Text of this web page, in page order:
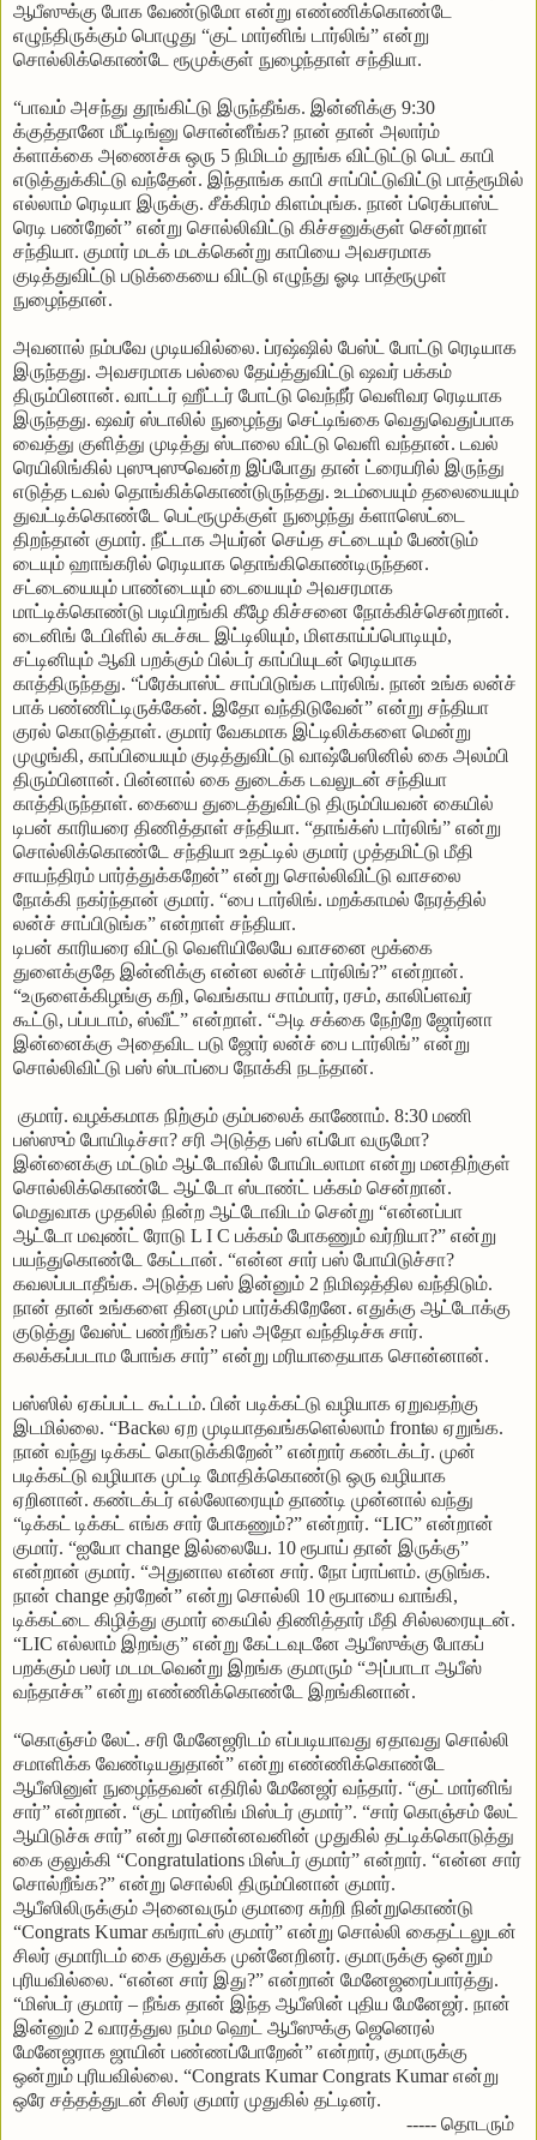
ஆபீஸுக்கு போக வேண்டுமோ என்று எண்ணிக்கொண்டே
எழுந்திருக்கும் பொழுது “குட் மார்னிங் டார்லிங்” என்று
சொல்லிக்கொண்டே ரூமுக்குள் நுழைந்தாள் சந்தியா.
“பாவம் அசந்து தூங்கிட்டு இருந்தீங்க. இன்னிக்கு 9:30
க்குத்தானே மீட்டிங்னு சொன்னீங்க? நான் தான் அலார்ம்
க்ளாக்கை அணைச்சு ஒரு 5 நிமிடம் தூங்க விட்டுட்டு பெட் காபி
எடுத்துக்கிட்டு வந்தேன். இந்தாங்க காபி சாப்பிட்டுவிட்டு பாத்ரூமில்
எல்லாம் ரெடியா இருக்கு. சீக்கிரம் கிளம்புங்க. நான் ப்ரெக்பாஸ்ட்
ரெடி பண்றேன்” என்று சொல்லிவிட்டு கிச்சனுக்குள் சென்றாள்
சந்தியா. குமார் மடக் மடக்கென்று காபியை அவசரமாக
குடித்துவிட்டு படுக்கையை விட்டு எழுந்து ஓடி பாத்ரூமுள்
நுழைந்தான்.
அவனால் நம்பவே முடியவில்லை. ப்ரஷ்ஷில் பேஸ்ட் போட்டு ரெடியாக
இருந்தது. அவசரமாக பல்லை தேய்த்துவிட்டு ஷவர் பக்கம்
திரும்பினான். வாட்டர் ஹீட்டர் போட்டு வெந்நீர் வெளிவர ரெடியாக
இருந்தது. ஷவர் ஸ்டாலில் நுழைந்து செட்டிங்கை வெதுவெதுப்பாக
வைத்து குளித்து முடித்து ஸ்டாலை விட்டு வெளி வந்தான். டவல்
ரெயிலிங்கில் புஸுபுஸுவென்ற இப்போது தான் ட்ரையரில் இருந்து
எடுத்த டவல் தொங்கிக்கொண்டுருந்தது. உடம்பையும் தலையையும்
துவட்டிக்கொண்டே பெட்ரூமுக்குள் நுழைந்து க்ளாஸெட்டை
திறந்தான் குமார். நீட்டாக அயர்ன் செய்த சட்டையும் பேண்டும்
டையும் ஹாங்கரில் ரெடியாக தொங்கிகொண்டிருந்தன.
சட்டையையும் பாண்டையும் டையையும் அவசரமாக
மாட்டிக்கொண்டு படியிறங்கி கீழே கிச்சனை நோக்கிச்சென்றான்.
டைனிங் டேபிளில் சுடச்சுட இட்டிலியும், மிளகாய்ப்பொடியும்,
சட்டினியும் ஆவி பறக்கும் பில்டர் காப்பியுடன் ரெடியாக
காத்திருந்தது. “ப்ரேக்பாஸ்ட் சாப்பிடுங்க டார்லிங். நான் உங்க லன்ச்
பாக் பண்ணிட்டிருக்கேன். இதோ வந்திடுவேன்” என்று சந்தியா
குரல் கொடுத்தாள். குமார் வேகமாக இட்டிலிக்களை மென்று
முழுங்கி, காப்பியையும் குடித்துவிட்டு வாஷ்பேஸினில் கை அலம்பி
திரும்பினான். பின்னால் கை துடைக்க டவலுடன் சந்தியா
காத்திருந்தாள். கையை துடைத்துவிட்டு திரும்பியவன் கையில்
டிபன் காரியரை திணித்தாள் சந்தியா. “தாங்க்ஸ் டார்லிங்” என்று
சொல்லிக்கொண்டே சந்தியா உதட்டில் குமார் முத்தமிட்டு மீதி
சாயந்திரம் பார்த்துக்கறேன்” என்று சொல்லிவிட்டு வாசலை
நோக்கி நகர்ந்தான் குமார். “பை டார்லிங். மறக்காமல் நேரத்தில்
லன்ச் சாப்பிடுங்க” என்றாள் சந்தியா.
டிபன் காரியரை விட்டு வெளியிலேயே வாசனை மூக்கை
துளைக்குதே இன்னிக்கு என்ன லன்ச் டார்லிங்?” என்றான்.
“உருளைக்கிழங்கு கறி, வெங்காய சாம்பார், ரசம், காலிப்ளவர்
கூட்டு, பப்படாம், ஸ்வீட்” என்றாள். “அடி சக்கை நேற்றே ஜோர்னா
இன்னைக்கு அதைவிட படு ஜோர் லன்ச் பை டார்லிங்” என்று
சொல்லிவிட்டு பஸ் ஸ்டாப்பை நோக்கி நடந்தான்.
குமார். வழக்கமாக நிற்கும் கும்பலைக் காணோம். 8:30 மணி
பஸ்ஸும் போயிடிச்சா? சரி அடுத்த பஸ் எப்போ வருமோ?
இன்னைக்கு மட்டும் ஆட்டோவில் போயிடலாமா என்று மனதிற்குள்
சொல்லிக்கொண்டே ஆட்டோ ஸ்டாண்ட் பக்கம் சென்றான்.
மெதுவாக முதலில் நின்ற ஆட்டோவிடம் சென்று “என்னப்பா
ஆட்டோ மவுண்ட் ரோடு L I C பக்கம் போகணும் வர்றியா?” என்று
பயந்துகொண்டே கேட்டான். “என்ன சார் பஸ் போயிடுச்சா?
கவலப்படாதீங்க. அடுத்த பஸ் இன்னும் 2 நிமிஷத்தில வந்திடும்.
நான் தான் உங்களை தினமும் பார்க்கிறேனே. எதுக்கு ஆட்டோக்கு
குடுத்து வேஸ்ட் பண்றீங்க? பஸ் அதோ வந்திடிச்சு சார்.
கலக்கப்படாம போங்க சார்” என்று மரியாதையாக சொன்னான்.
பஸ்ஸில் ஏகப்பட்ட கூட்டம். பின் படிக்கட்டு வழியாக ஏறுவதற்கு
இடமில்லை. “Backல ஏற முடியாதவங்களெல்லாம் frontல ஏறுங்க.
நான் வந்து டிக்கட் கொடுக்கிறேன்” என்றார் கண்டக்டர். முன்
படிக்கட்டு வழியாக முட்டி மோதிக்கொண்டு ஒரு வழியாக
ஏறினான். கண்டக்டர் எல்லோரையும் தாண்டி முன்னால் வந்து
“டிக்கட் டிக்கட் எங்க சார் போகணும்?” என்றார். “LIC” என்றான்
குமார். “ஐயோ change இல்லையே. 10 ரூபாய் தான் இருக்கு”
என்றான் குமார். “அதுனால என்ன சார். நோ ப்ராப்ளம். குடுங்க.
நான் change தர்றேன்” என்று சொல்லி 10 ரூபாயை வாங்கி,
டிக்கட்டை கிழித்து குமார் கையில் திணித்தார் மீதி சில்லரையுடன்.
“LIC எல்லாம் இறங்கு” என்று கேட்டவுடனே ஆபீஸுக்கு போகப்
பறக்கும் பலர் மடமடவென்று இறங்க குமாரும் “அப்பாடா ஆபீஸ்
வந்தாச்சு” என்று எண்ணிக்கொண்டே இறங்கினான்.
“கொஞ்சம் லேட். சரி மேனேஜரிடம் எப்படியாவது ஏதாவது சொல்லி
சமாளிக்க வேண்டியதுதான்” என்று எண்ணிக்கொண்டே
ஆபீஸினுள் நுழைந்தவன் எதிரில் மேனேஜர் வந்தார். “குட் மார்னிங்
சார்” என்றான். “குட் மார்னிங் மிஸ்டர் குமார்”. “சார் கொஞ்சம் லேட்
ஆயிடுச்சு சார்” என்று சொன்னவனின் முதுகில் தட்டிக்கொடுத்து
கை குலுக்கி “Congratulations மிஸ்டர் குமார்” என்றார். “என்ன சார்
சொல்றீங்க?” என்று சொல்லி திரும்பினான் குமார்.
ஆபீஸிலிருக்கும் அனைவரும் குமாரை சுற்றி நின்றுகொண்டு
“Congrats Kumar கங்ராட்ஸ் குமார்” என்று சொல்லி கைதட்டலுடன்
சிலர் குமாரிடம் கை குலுக்க முன்னேறினர். குமாருக்கு ஒன்றும்
புரியவில்லை. “என்ன சார் இது?” என்றான் மேனேஜரைப்பார்த்து.
“மிஸ்டர் குமார் – நீங்க தான் இந்த ஆபீஸின் புதிய மேனேஜர். நான்
இன்னும் 2 வாரத்துல நம்ம ஹெட் ஆபீஸுக்கு ஜெனெரல்
மேனேஜராக ஜாயின் பண்ணப்போறேன்” என்றார், குமாருக்கு
ஒன்றும் புரியவில்லை. “Congrats Kumar Congrats Kumar என்று
ஒரே சத்தத்துடன் சிலர் குமார் முதுகில் தட்டினர்.
----- தொடரும்